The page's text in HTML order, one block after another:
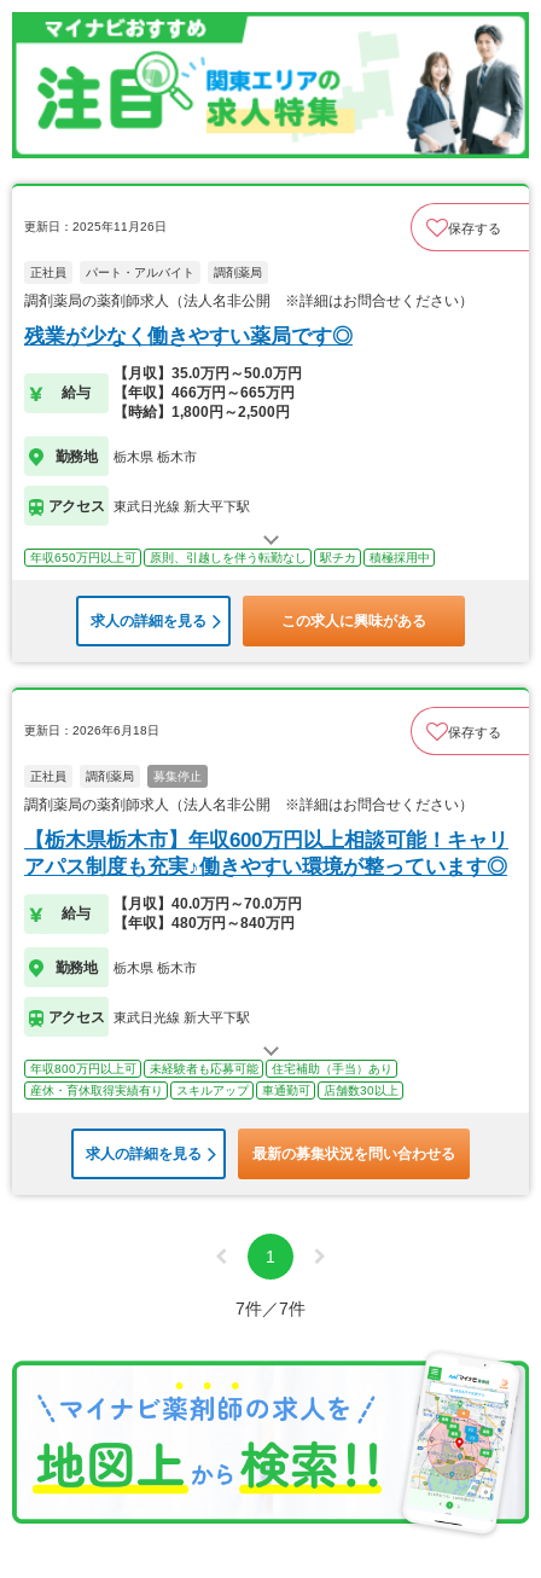
更新日：2025年11月26日 保存する
正社員 パート・アルバイト 調剤薬局
調剤薬局の薬剤師求人（法人名非公開 ※詳細はお問合せください）
残業が少なく働きやすい薬局です◎
給与
【月収】35.0万円～50.0万円
【年収】466万円～665万円
【時給】1,800円～2,500円
勤務地 栃木県 栃木市
アクセス 東武日光線 新大平下駅
年収650万円以上可 原則、引越しを伴う転勤なし 駅チカ 積極採用中
求人の詳細を見る この求人に興味がある
更新日：2026年6月18日 保存する
正社員 調剤薬局 募集停止
調剤薬局の薬剤師求人（法人名非公開 ※詳細はお問合せください）
【栃木県栃木市】年収600万円以上相談可能！キャリ
アパス制度も充実♪働きやすい環境が整っています◎
給与
【月収】40.0万円～70.0万円
【年収】480万円～840万円
勤務地 栃木県 栃木市
アクセス 東武日光線 新大平下駅
年収800万円以上可 未経験者も応募可能
住宅補助（手当）あり
産休・育休取得実績有り
スキルアップ 車通勤可 店舗数30以上
求人の詳細を見る 最新の募集状況を問い合わせる
1
7件／7件